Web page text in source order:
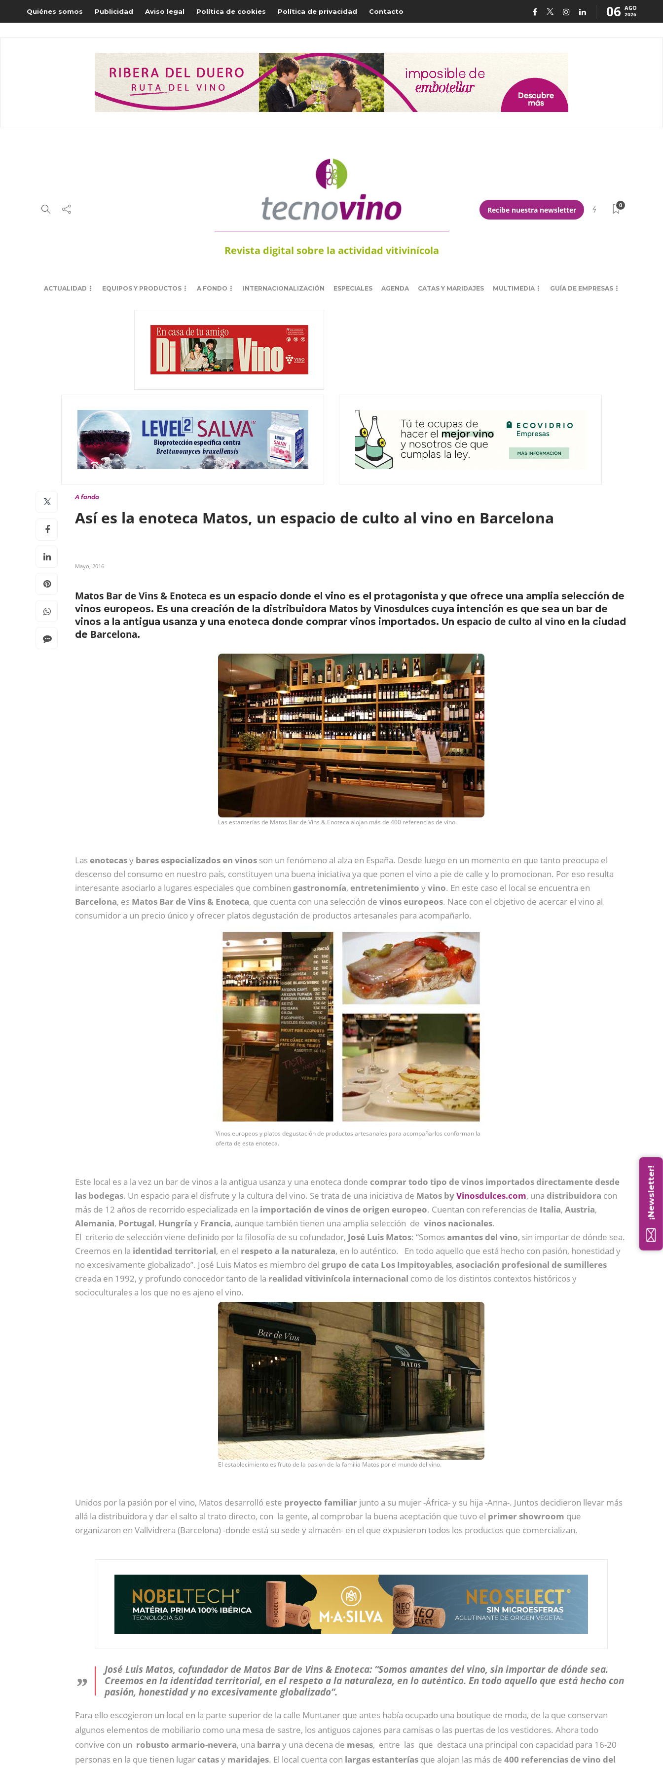
Quiénes somos Publicidad Aviso legal Política de cookies Política de privacidad Contacto 06 AGO
2026
Revista digital sobre la actividad vitivinícola
Recibe nuestra newsletter
0
ACTUALIDAD EQUIPOS Y PRODUCTOS A FONDO INTERNACIONALIZACIÓN ESPECIALES AGENDA CATAS Y MARIDAJES MULTIMEDIA GUÍA DE EMPRESAS
A fondo
Así es la enoteca Matos, un espacio de culto al vino en Barcelona
Mayo, 2016
Matos Bar de Vins & Enoteca es un espacio donde el vino es el protagonista y que ofrece una amplia selección de
vinos europeos. Es una creación de la distribuidora Matos by Vinosdulces cuya intención es que sea un bar de
vinos a la antigua usanza y una enoteca donde comprar vinos importados. Un espacio de culto al vino en la ciudad
de Barcelona.
Las estanterías de Matos Bar de Vins & Enoteca alojan más de 400 referencias de vino.
Lasenotecasy bares especializados en vinos son un fenómeno al alza en España. Desde luego en un momento en que tanto preocupa el
descenso del consumo en nuestro país, constituyen una buena iniciativa ya que ponen el vino a pie de calle y lo promocionan. Por eso resulta
interesante asociarlo a lugares especiales que combinen gastronomía, entretenimiento yvino. En este caso el local se encuentra en
Barcelona, es Matos Bar de Vins & Enoteca, que cuenta con una selección de vinos europeos. Nace con el objetivo de acercar el vino al
consumidor a un precio único y ofrecer platos degustación de productos artesanales para acompañarlo.
Vinos europeos y platos degustación de productos artesanales para acompañarlos conforman la
oferta de esta enoteca.
Este local es a la vez un bar de vinos a la antigua usanza y una enoteca donde comprar todo tipo de vinos importados directamente desde
las bodegas. Un espacio para el disfrute y la cultura del vino. Se trata de una iniciativa de Matos byVinosdulces.com, una distribuidora con
más de 12 años de recorrido especializada en la importación de vinos de origen europeo. Cuentan con referencias de Italia, Austria,
Alemania, Portugal, Hungría y Francia, aunque también tienen una amplia selección de vinos nacionales.
El criterio de selección viene definido por la filosofía de su cofundador, José Luis Matos: “Somosamantes del vino, sin importar de dónde sea.
Creemos en la identidad territorial, en el respeto a la naturaleza, en lo auténtico. En todo aquello que está hecho con pasión, honestidad y
no excesivamente globalizado”. José Luis Matos es miembro del grupo de cata Los Impitoyables, asociación profesional de sumilleres
creada en 1992, y profundo conocedor tanto de la realidad vitivinícola internacional como de los distintos contextos históricos y
socioculturales a los que no es ajeno el vino.
El establecimiento es fruto de la pasion de la familia Matos por el mundo del vino.
Unidos por la pasión por el vino, Matos desarrolló este proyecto familiar junto a su mujer -África- y su hija -Anna-. Juntos decidieron llevar más
allá la distribuidora y dar el salto al trato directo, con la gente, al comprobar la buena aceptación que tuvo el primer showroom que
organizaron en Vallvidrera (Barcelona) -donde está su sede y almacén- en el que expusieron todos los productos que comercializan.
José Luis Matos, cofundador de Matos Bar de Vins & Enoteca: “Somos amantes del vino, sin importar de dónde sea.
Creemos en la identidad territorial, en el respeto a la naturaleza, en lo auténtico. En todo aquello que está hecho con
pasión, honestidad y no excesivamente globalizado”.
Para ello escogieron un local en la parte superior de la calle Muntaner que antes había ocupado una boutique de moda, de la que conservan
algunos elementos de mobiliario como una mesa de sastre, los antiguos cajones para camisas o las puertas de los vestidores. Ahora todo
convive con un robusto armario-nevera, una barra y una decena de mesas, entre las que destaca una principal con capacidad para 16-20
personas en la que tienen lugarcatasy maridajes. El local cuenta con largas estanterías que alojan las más de 400 referencias de vino del
¡Newsletter!